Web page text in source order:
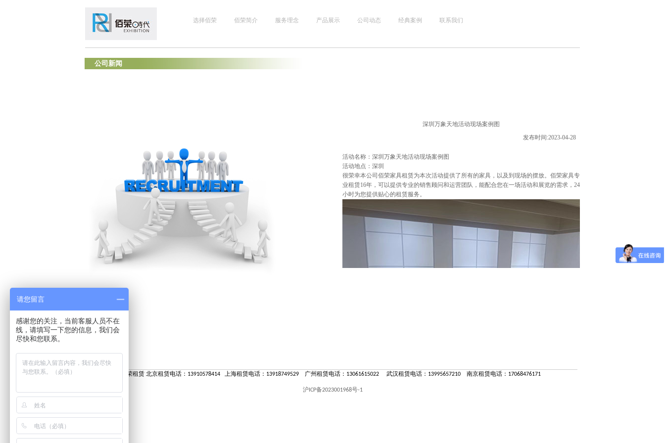
选择佰荣 佰荣简介 服务理念 产品展示 公司动态 经典案例 联系我们
公司新闻
深圳万象天地活动现场案例图
发布时间:2023-04-28
活动名称：深圳万象天地活动现场案例图
活动地点： 深圳
很荣幸本公司佰荣家具租赁为本次活动提供了所有的家具，以及到现场的摆放。佰荣家具专
业租赁16年，可以提供专业的销售顾问和运营团队，能配合您在一场活动和展览的需求，24
小时为您提供贴心的租赁服务。
佰荣租赁 北京租赁电话：13910578414 上海租赁电话：13918749529 广州租赁电话：13061615022 武汉租赁电话：13995657210 南京租赁电话：17068476171
沪ICP备2023001968号-1
请您留言
感谢您的关注，当前客服人员不在
线，请填写一下您的信息，我们会
尽快和您联系。